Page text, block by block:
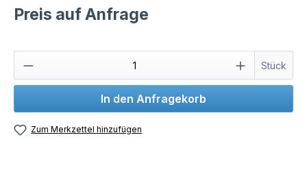
Preis auf Anfrage
Stück
In den Anfragekorb
Zum Merkzettel hinzufügen